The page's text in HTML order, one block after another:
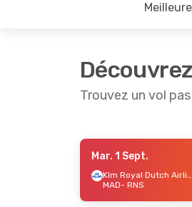
Trouvez un vol
- Dim. 6 Sept.
Klm Royal Dutch Airlines
Mar. 1 Sept.
Klm Royal Dutch Airlines
MAD- RNS